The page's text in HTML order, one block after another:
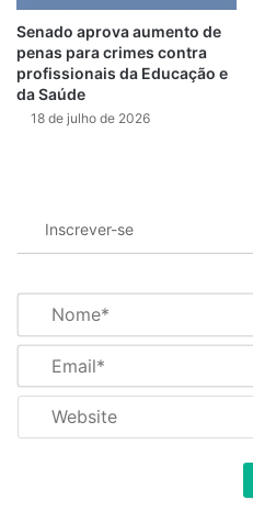
Senado aprova aumento de
penas para crimes contra
profissionais da Educação e
da Saúde
18 de julho de 2026
Inscrever-se